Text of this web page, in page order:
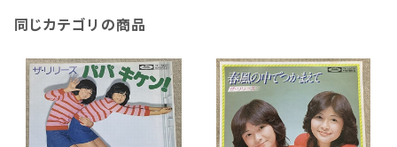
同じカテゴリの商品